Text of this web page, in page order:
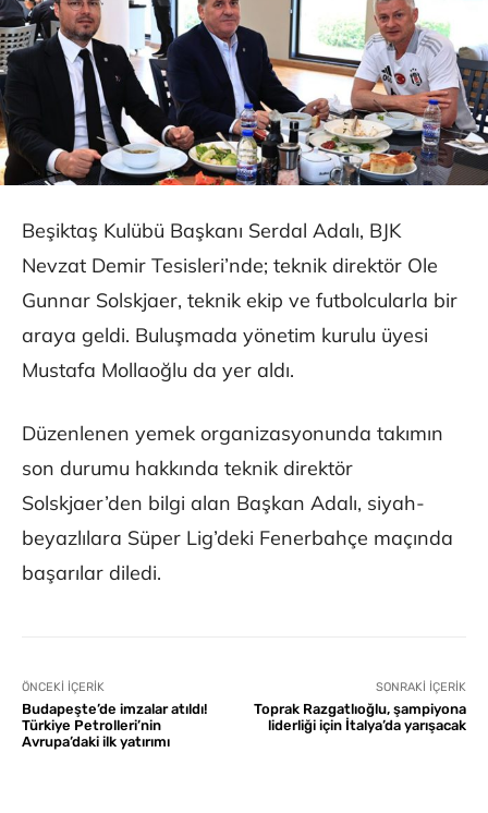
Beşiktaş Kulübü Başkanı Serdal Adalı, BJK
Nevzat Demir Tesisleri’nde; teknik direktör Ole
Gunnar Solskjaer, teknik ekip ve futbolcularla bir
araya geldi. Buluşmada yönetim kurulu üyesi
Mustafa Mollaoğlu da yer aldı.
Düzenlenen yemek organizasyonunda takımın
son durumu hakkında teknik direktör
Solskjaer’den bilgi alan Başkan Adalı, siyah-
beyazlılara Süper Lig’deki Fenerbahçe maçında
başarılar diledi.
ÖNCEKI İÇERIK
Budapeşte’de imzalar atıldı!
Türkiye Petrolleri’nin
Avrupa’daki ilk yatırımı
SONRAKI İÇERIK
Toprak Razgatlıoğlu, şampiyona
liderliği için İtalya’da yarışacak